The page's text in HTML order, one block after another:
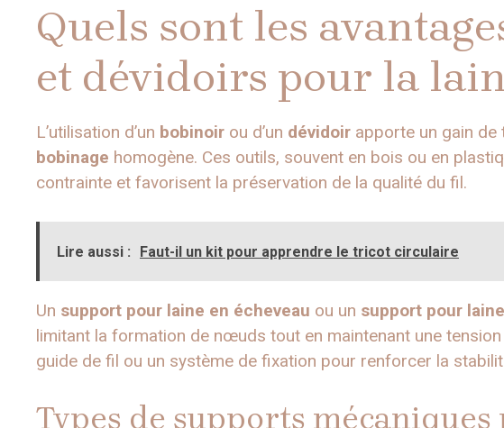
Quels sont les
et dévidoirs pour la
L’utilisation d’un bobinoir ou d’un dévidoir apporte un gain
bobinage homogène. Ces outils, souvent en bois ou en
contrainte et favorisent la préservation de la qualité du fil.
Lire aussi : Faut-il un kit pour apprendre le tricot circulaire
Un support pour laine en écheveau ou un support pour
limitant la formation de nœuds tout en maintenant une
guide de fil ou un système de fixation pour renforcer la
Types de supports